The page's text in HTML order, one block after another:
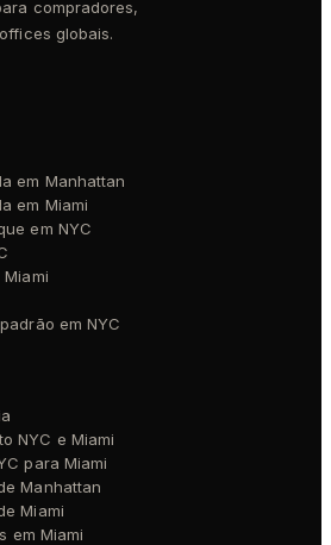
compradores,
globais.
em Manhattan
em Miami
em NYC
em NYC
NYC e Miami
para Miami
Manhattan
Miami
em Miami